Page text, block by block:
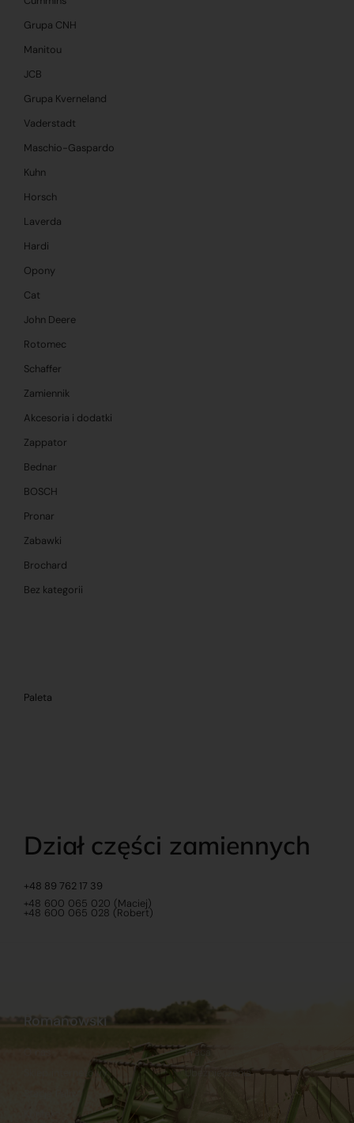
Grupa CNH
Manitou
JCB
Grupa Kverneland
Vaderstadt
Maschio-Gaspardo
Kuhn
Horsch
Laverda
Hardi
Opony
Cat
John Deere
Rotomec
Schaffer
Zamiennik
Akcesoria i dodatki
Zappator
Bednar
BOSCH
Pronar
Zabawki
Brochard
Bez kategorii
Paleta
Dział części zamiennych
+48 89 762 17 39
+48 600 065 020 (Maciej)
+48 600 065 028 (Robert)
Romanowski
Sklep internetowy
Praca
Ubezpieczenia